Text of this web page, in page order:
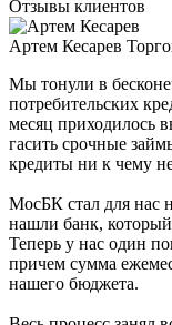
Отзывы клиентов
Артем Кесарев
Мы тонули в
потребительских
месяц приходилось
гасить срочные
кредиты ни к чему
МосБК стал для нас
нашли банк, который
Теперь у нас один
причем сумма
нашего бюджета.